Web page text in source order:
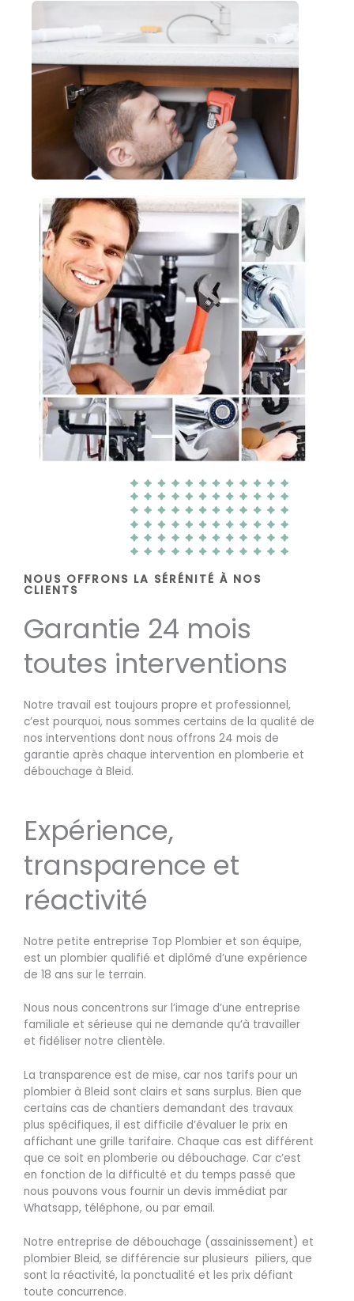
NOUS OFFRONS LA SÉRÉNITÉ À NOS
CLIENTS
Garantie 24 mois
toutes interventions
Notre travail est toujours propre et professionnel,
c’est pourquoi, nous sommes certains de la qualité de
nos interventions dont nous offrons 24 mois de
garantie après chaque intervention en plomberie et
débouchage à Bleid.
Expérience,
transparence et
réactivité
Notre petite entreprise Top Plombier et son équipe,
est un plombier qualifié et diplômé d’une expérience
de 18 ans sur le terrain.
Nous nous concentrons sur l’image d’une entreprise
familiale et sérieuse qui ne demande qu’à travailler
et fidéliser notre clientèle.
La transparence est de mise, car nos tarifs pour un
plombier à Bleid sont clairs et sans surplus. Bien que
certains cas de chantiers demandant des travaux
plus spécifiques, il est difficile d’évaluer le prix en
affichant une grille tarifaire. Chaque cas est différent
que ce soit en plomberie ou débouchage. Car c’est
en fonction de la difficulté et du temps passé que
nous pouvons vous fournir un devis immédiat par
Whatsapp, téléphone, ou par email.
Notre entreprise de débouchage (assainissement) et
plombier Bleid, se différencie sur plusieurs piliers, que
sont la réactivité, la ponctualité et les prix défiant
toute concurrence.